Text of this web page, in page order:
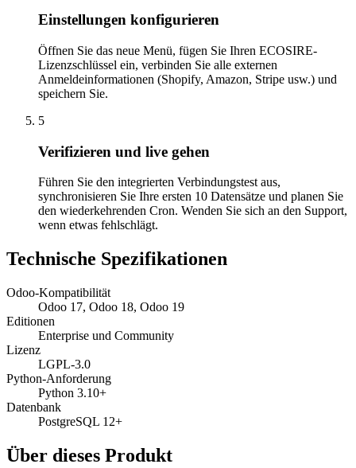
Einstellungen konfigurieren
Öffnen Sie das neue Menü, fügen Sie Ihren ECOSIRE-
Lizenzschlüssel ein, verbinden Sie alle externen
Anmeldeinformationen (Shopify, Amazon, Stripe usw.) und
speichern Sie.
5
Verifizieren und live gehen
Führen Sie den integrierten Verbindungstest aus,
synchronisieren Sie Ihre ersten 10 Datensätze und planen Sie
den wiederkehrenden Cron. Wenden Sie sich an den Support,
wenn etwas fehlschlägt.
Technische Spezifikationen
Odoo-Kompatibilität
Odoo 17, Odoo 18, Odoo 19
Editionen
Enterprise und Community
Lizenz
LGPL-3.0
Python-Anforderung
Python 3.10+
Datenbank
PostgreSQL 12+
Über dieses Produkt